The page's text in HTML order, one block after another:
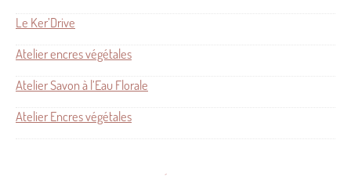
Le Ker’Drive
Atelier encres végétales
Atelier Savon à l’Eau Florale
Atelier Encres végétales